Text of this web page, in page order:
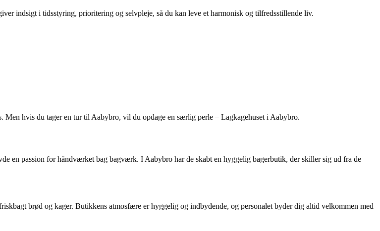
indsigt i tidsstyring, prioritering og selvpleje, så du kan leve et harmonisk og tilfredsstillende liv.
hvis du tager en tur til Aabybro, vil du opdage en særlig perle – Lagkagehuset i Aabybro.
en passion for håndværket bag bagværk. I Aabybro har de skabt en hyggelig bagerbutik, der skiller sig ud fra de
brød og kager. Butikkens atmosfære er hyggelig og indbydende, og personalet byder dig altid velkommen med